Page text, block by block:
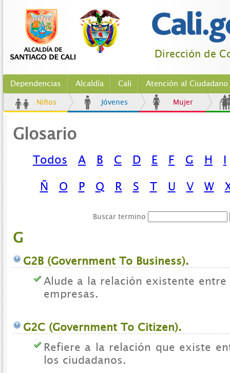
Dirección de
Dependencias Alcaldía Cali Atención al Ciudadano
Niños Jóvenes Mujer
Glosario
Todos A B C D E F G H
I
Ñ
O P Q R S T U V W
Buscar termino
G
G2B (Government To Business).
Alude a la relación existente
empresas.
G2C (Government To Citizen).
Refiere a la relación que existe
los ciudadanos.